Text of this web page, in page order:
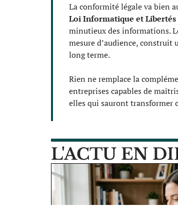
La conformité légale va bien
Loi Informatique et Libertés
minutieux des informations.
mesure d’audience, construit
long terme.
Rien ne remplace la
entreprises capables de
elles qui sauront transformer
L'ACTU EN